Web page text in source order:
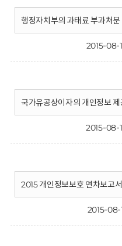
행정자치부의 과태료 부과처
2015-08-
국가유공상이자의 개인정보
2015-08-
2015 개인정보보호 연차보고
2015-08-